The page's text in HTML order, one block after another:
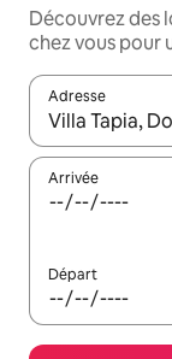
Découvrez des
chez vous pour
Adresse
Lorsque les
Arrivée
Départ